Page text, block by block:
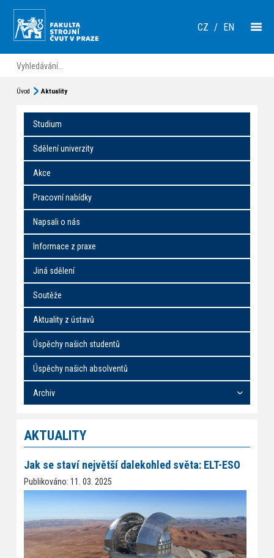
CZ / EN
Úvod Aktuality
Studium
Sdělení univerzity
Akce
Pracovní nabídky
Napsali o nás
Informace z praxe
Jiná sdělení
Soutěže
Aktuality z ústavů
Úspěchy našich studentů
Úspěchy našich absolventů
Archiv
AKTUALITY
Jak se staví největší dalekohled světa: ELT-ESO
Publikováno: 11. 03. 2025